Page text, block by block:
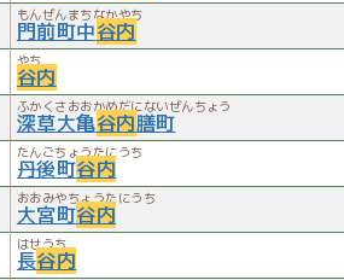
もんぜんまちなかやち
門前町中谷内
やち
谷内
ふかくさおおかめだにないぜんちょう
深草大亀谷内膳町
たんごちょうたにうち
丹後町谷内
おおみやちょうたにうち
大宮町谷内
はせうち
長谷内